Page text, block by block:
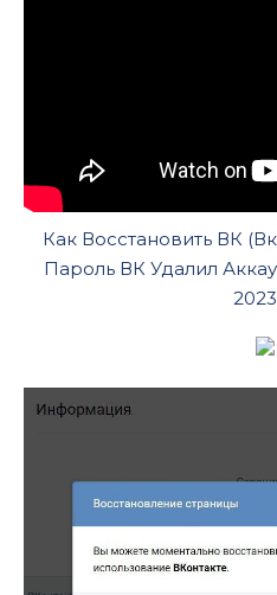
Как Восстановить ВК
Пароль ВК Удалил